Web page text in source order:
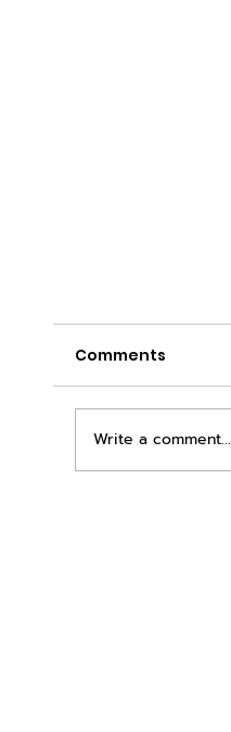
Comments
Write a comment...